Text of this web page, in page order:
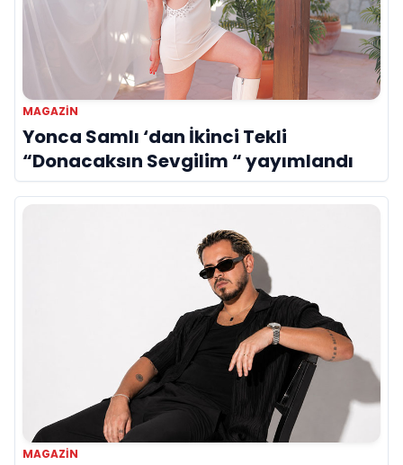
MAGAZIN
Yonca Samlı ‘dan İkinci Tekli
“Donacaksın Sevgilim “ yayımlandı
MAGAZIN